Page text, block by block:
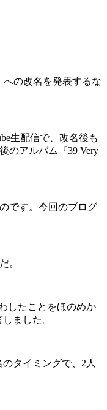
への改名を発表するな
生配信で、改名後も
のアルバム『39 Very
です。今回のブログ
。
したことをほのめか
ました。
タイミングで、2人